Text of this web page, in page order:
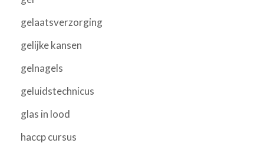
gelaatsverzorging
gelijke kansen
gelnagels
geluidstechnicus
glas in lood
haccp cursus